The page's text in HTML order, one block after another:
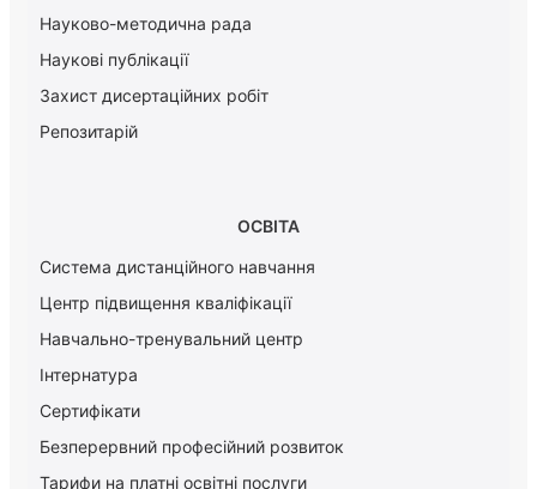
Науково-методична рада
Наукові публікації
Захист дисертаційних робіт
Репозитарій
ОСВІТА
Система дистанційного навчання
Центр підвищення кваліфікації
Навчально-тренувальний центр
Інтернатура
Сертифікати
Безперервний професійний розвиток
Тарифи на платні освітні послуги